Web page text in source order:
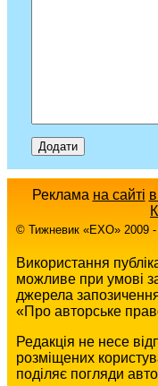
Реклама на сайті
© Тижневик «EХO» 2009 -
Використання
можливе при умові
джерела
«Про авторське
Редакція не несе
розміщених
поділяє погляди